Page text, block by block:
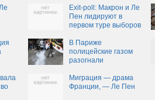
Exit-poll: Макрон и Ле
Пен лидируют в
первом туре выборов
В Париже
полицейские газом
разогнали
накануне выборов
Миграция — драма
Франции, — Ле Пен